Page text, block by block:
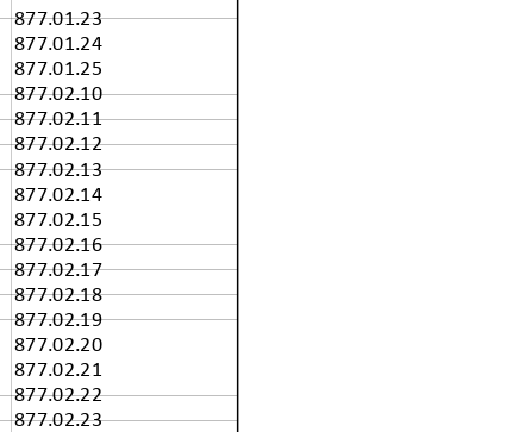
877.01.23
877.01.24
877.01.25
877.02.10
877.02.11
877.02.12
877.02.13
877.02.14
877.02.15
877.02.16
877.02.17
877.02.18
877.02.19
877.02.20
877.02.21
877.02.22
877.02.23